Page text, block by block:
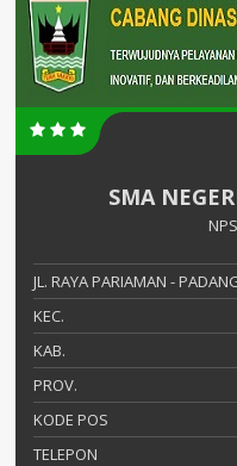
SMA
JL. RAYA PARIAMAN -
KEC.
KAB.
PROV.
KODE POS
TELEPON